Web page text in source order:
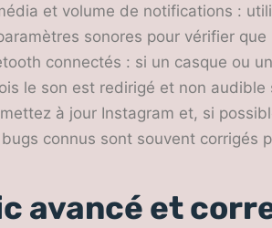
et volume de notifications :
sonores pour vérifier que
connectés : si un casque ou
le son est redirigé et non audible
à jour Instagram et, si
connus sont souvent corrigés
avancé et